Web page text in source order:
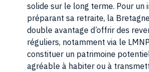
solide sur le long terme. Pour un
préparant sa retraite, la
double avantage d’offrir des
réguliers, notamment via le
constituer un patrimoine
agréable à habiter ou à
Des
À la